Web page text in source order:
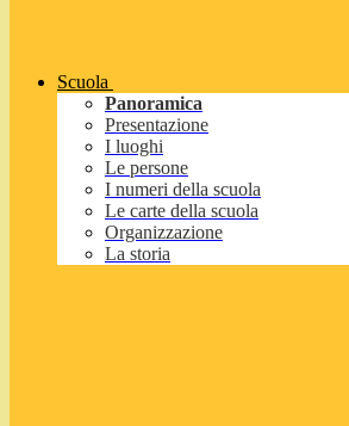
Scuola
Panoramica
Presentazione
I luoghi
Le persone
I numeri della scuola
Le carte della scuola
Organizzazione
La storia